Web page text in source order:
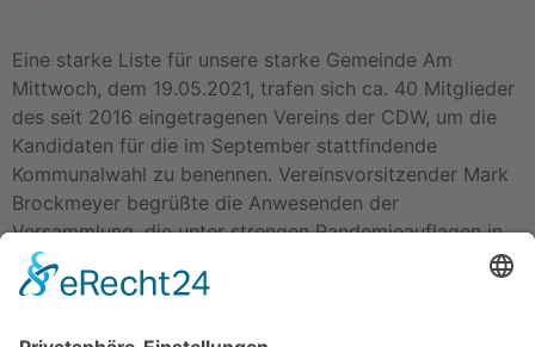
Eine starke Liste für unsere starke Gemeinde Am
Mittwoch, dem 19.05.2021, trafen sich ca. 40 Mitglieder
des seit 2016 eingetragenen Vereins der CDW, um die
Kandidaten für die im September stattfindende
Kommunalwahl zu benennen. Vereinsvorsitzender Mark
Brockmeyer begrüßte die Anwesenden der
Versammlung, die unter strengen Pandemieauflagen in
der Gymnastikhalle in Wallenhorst stattfand, und blickte
zurück […]